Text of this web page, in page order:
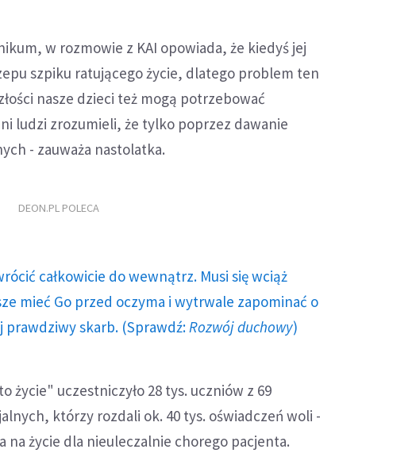
w rozmowie z KAI opowiada, że kiedyś jej
szpiku ratującego życie, dlatego problem ten
nasze dzieci też mogą potrzebować
ludzi zrozumieli, że tylko poprzez dawanie
- zauważa nastolatka.
DEON.PL POLECA
całkowicie do wewnątrz. Musi się wciąż
mieć Go przed oczyma i wytrwale zapominać o
prawdziwy skarb. (Sprawdź: Rozwój duchowy)
życie" uczestniczyło 28 tys. uczniów z 69
którzy rozdali ok. 40 tys. oświadczeń woli -
na życie dla nieuleczalnie chorego pacjenta.